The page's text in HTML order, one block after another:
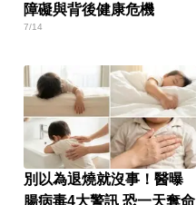
障礙與背後健康危機
7/14
別以為退燒就沒事！醫曝
腸病毒4大警訊 恐一天奪命